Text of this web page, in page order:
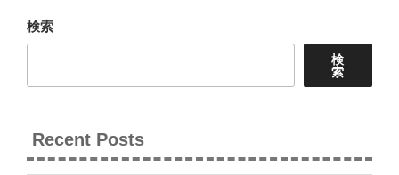
検索
検
索
Recent Posts